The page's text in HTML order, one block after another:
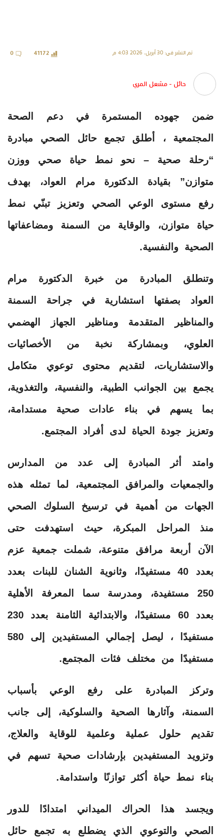
تم النشر في: 30 أبريل، 2026 4:03 م 41172
0
حائل - مشعل المري
ضمن جهوده المستمرة في دعم الصحة
المجتمعية ، أطلق تجمع حائل الصحي مبادرة
“رحلة صحية – نحو نمط حياة صحي ووزن
متوازن” بقيادة الدكتورة مرام العواد، بهدف
رفع مستوى الوعي الصحي وتعزيز تبنّي نمط
حياة متوازن، والوقاية من السمنة ومضاعفاتها
الصحية والنفسية.
وتنطلق المبادرة من خبرة الدكتورة مرام
العواد بصفتها استشارية في جراحة السمنة
والمناظير المتقدمة ومناظير الجهاز الهضمي
العلوي، وبمشاركة نخبة من الأخصائيات
والاستشاريات، لتقديم محتوى توعوي متكامل
يجمع بين الجوانب الطبية، والنفسية، والتغذوية،
بما يسهم في بناء عادات صحية مستدامة،
وتعزيز جودة الحياة لدى أفراد المجتمع.
وامتد أثر المبادرة إلى عدد من المدارس
والجمعيات والمرافق المجتمعية، لما تمثله هذه
الجهات من أهمية في ترسيخ السلوك الصحي
منذ المراحل المبكرة، حيث استهدفت حتى
الآن أربعة مرافق متنوعة، شملت جمعية عزم
بعدد 40 مستفيدًا، وثانوية الشنان للبنات بعدد
250 مستفيدة، ومدرسة سما المعرفة الأهلية
بعدد 60 مستفيدًا، والابتدائية الثامنة بعدد 230
مستفيدًا ، ليصل إجمالي المستفيدين إلى 580
مستفيدًا من مختلف فئات المجتمع.
وتركز المبادرة على رفع الوعي بأسباب
السمنة، وآثارها الصحية والسلوكية، إلى جانب
تقديم حلول عملية وعلمية للوقاية والعلاج،
وتزويد المستفيدين بإرشادات صحية تسهم في
بناء نمط حياة أكثر توازنًا واستدامة.
ويجسد هذا الحراك الميداني امتدادًا للدور
الصحي والتوعوي الذي يضطلع به تجمع حائل